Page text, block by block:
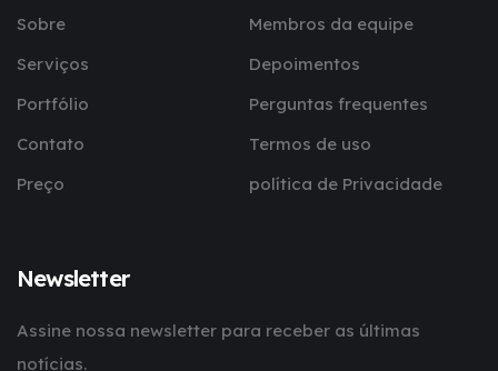
Sobre
Membros da equipe
Serviços
Depoimentos
Portfólio
Perguntas frequentes
Contato
Termos de uso
Preço
política de Privacidade
Newsletter
Assine nossa newsletter para receber as últimas
notícias.